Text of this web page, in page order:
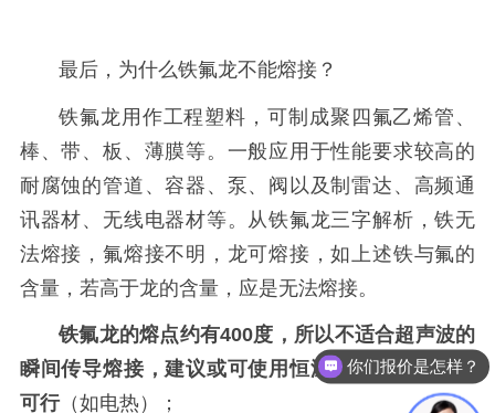
最后，为什么铁氟龙不能熔接？
铁氟龙用作工程塑料，可制成聚四氟乙烯管、
棒、带、板、薄膜等。一般应用于性能要求较高的
耐腐蚀的管道、容器、泵、阀以及制雷达、高频通
讯器材、无线电器材等。从铁氟龙三字解析，铁无
法熔接，氟熔接不明，龙可熔接，如上述铁与氟的
含量，若高于龙的含量，应是无法熔接。
铁氟龙的熔点约有400度，所以不适合超声波的
瞬间传导熔接，建议或可使用恒温式的热熔接较为
可行（如电热）；
你们报价是怎样？